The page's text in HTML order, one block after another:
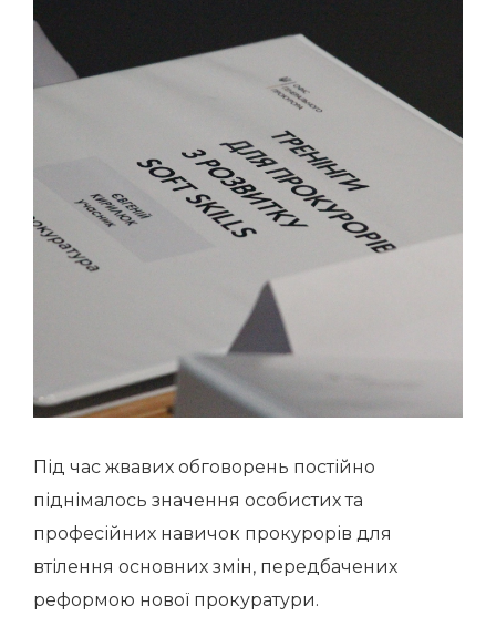
Під час жвавих обговорень постійно
піднімалось значення особистих та
професійних навичок прокурорів для
втілення основних змін, передбачених
реформою нової прокуратури.